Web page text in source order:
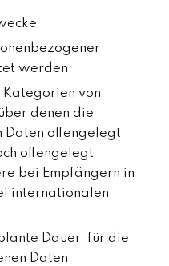
werden
von
denen die
Daten offengelegt
offengelegt
bei Empfängern in
internationalen
Dauer, für die
Daten